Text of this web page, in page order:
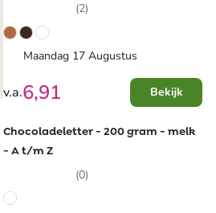
(2)
Maandag 17 Augustus
v.a.6,91 Bekijk
Chocoladeletter - 200 gram - melk
- A t/m Z
(0)